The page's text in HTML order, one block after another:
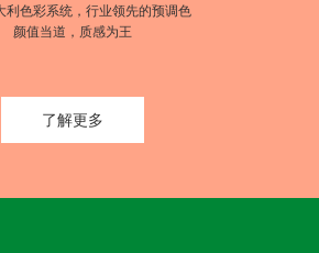
利色彩系统，行业领先的预调色
颜值当道，质感为王
了解更多